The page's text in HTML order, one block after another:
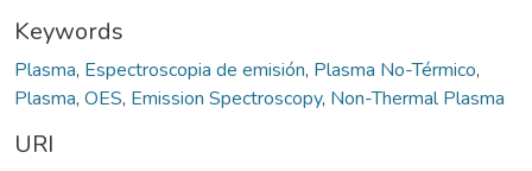
Keywords
Plasma, Espectroscopia de emisión, Plasma No-Térmico,
Plasma, OES, Emission Spectroscopy, Non-Thermal Plasma
URI